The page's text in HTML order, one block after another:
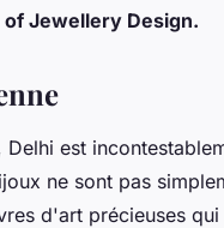
Jewellery Design.
est
ne sont pas
d'art précieuses